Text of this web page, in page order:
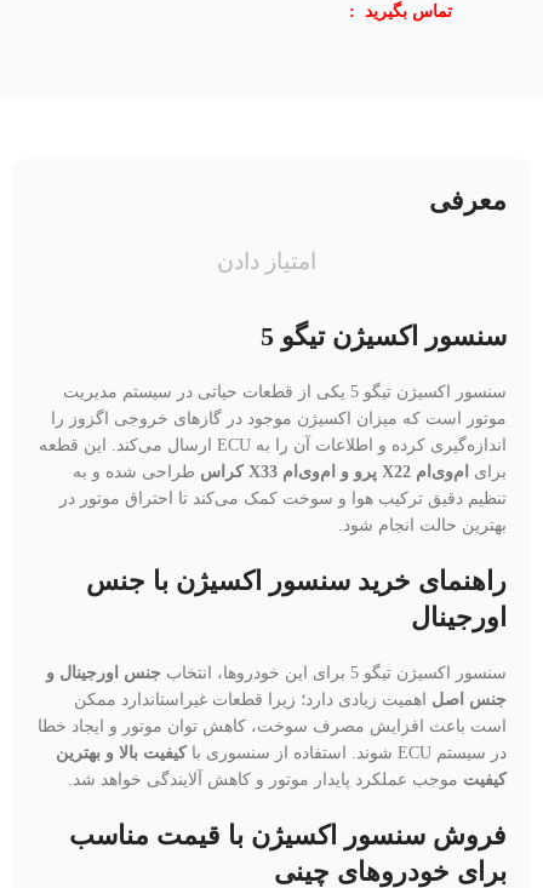
تماس بگیرید :
معرفی
امتیاز دادن
سنسور اکسيژن تیگو 5
سنسور اکسيژن تیگو 5 یکی از قطعات حیاتی در سیستم مدیریت
موتور است که میزان اکسیژن موجود در گازهای خروجی اگزوز را
اندازه‌گیری کرده و اطلاعات آن را به ECU ارسال می‌کند. این قطعه
برای
ام‌وی‌ام X22 پرو و ام‌وی‌ام X33 کراس
طراحی شده و به
تنظیم دقیق ترکیب هوا و سوخت کمک می‌کند تا احتراق موتور در
بهترین حالت انجام شود.
راهنمای خرید سنسور اکسیژن با جنس
اورجینال
سنسور اکسيژن تیگو 5 برای این خودروها، انتخاب
جنس اورجینال و
جنس اصل اهمیت زیادی دارد؛ زیرا قطعات غیراستاندارد ممکن
است باعث افزایش مصرف سوخت، کاهش توان موتور و ایجاد خطا
در سیستم ECU شوند. استفاده از سنسوری با
کیفیت بالا و بهترین
کیفیت موجب عملکرد پایدار موتور و کاهش آلایندگی خواهد شد.
فروش سنسور اکسیژن با قیمت مناسب
برای خودروهای چینی